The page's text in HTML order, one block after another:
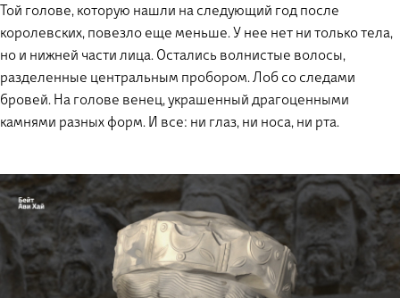
Той голове, которую нашли на следующий год после
королевских, повезло еще меньше. У нее нет ни только тела,
но и нижней части лица. Остались волнистые волосы,
разделенные центральным пробором. Лоб со следами
бровей. На голове венец, украшенный драгоценными
камнями разных форм. И все: ни глаз, ни носа, ни рта.